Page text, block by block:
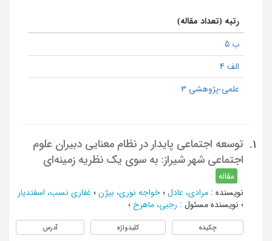
رتبه (تعداد مقاله)
ب 5
الف 4
علمی-پژوهشی 3
1.
توسعه اجتماعی پایدار در نظام معنایی دبیران علوم
اجتماعی شهر شیراز: به‌ سوی یک نظریه زمینه‌ای
مقاله
نویسنده : مرادی، عادل ؛ خواجه نوری، بیژن ؛ غفاری نسب، اسفتدیار
؛ نویسنده مسئول : رجبی، ماهرخ ؛
چکیده کلیدواژه آدرس